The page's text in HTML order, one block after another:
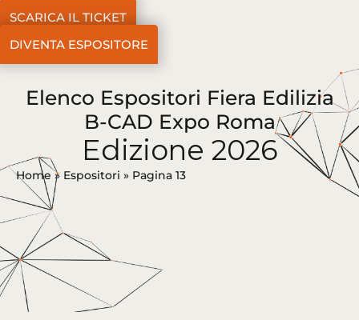
SCARICA IL TICKET
DIVENTA ESPOSITORE
Elenco Espositori Fiera Edilizia
B-CAD Expo Roma
Edizione 2026
Home» Espositori » Pagina 13